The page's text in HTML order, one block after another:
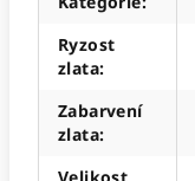
Ryzost
zlata:
Zabarvení
zlata: